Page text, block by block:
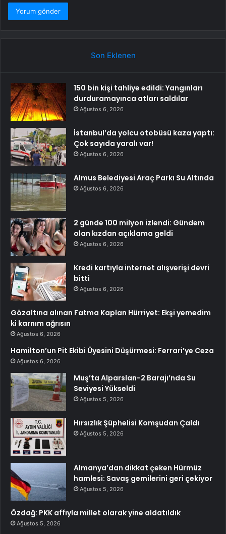
Son Eklenen
150 bin kişi tahliye edildi: Yangınları
durduramayınca atları saldılar
Ağustos 6, 2026
İstanbul’da yolcu otobüsü kaza yaptı:
Çok sayıda yaralı var!
Ağustos 6, 2026
Almus Belediyesi Araç Parkı Su Altında
Ağustos 6, 2026
2 günde 100 milyon izlendi: Gündem
olan kızdan açıklama geldi
Ağustos 6, 2026
Kredi kartıyla internet alışverişi devri
bitti
Ağustos 6, 2026
Gözaltına alınan Fatma Kaplan Hürriyet: Ekşi yemedim
ki karnım ağrısın
Ağustos 6, 2026
Hamilton’un Pit Ekibi Üyesini Düşürmesi: Ferrari’ye Ceza
Ağustos 6, 2026
Muş’ta Alparslan-2 Barajı’nda Su
Seviyesi Yükseldi
Ağustos 5, 2026
Hırsızlık Şüphelisi Komşudan Çaldı
Ağustos 5, 2026
Almanya’dan dikkat çeken Hürmüz
hamlesi: Savaş gemilerini geri çekiyor
Ağustos 5, 2026
Özdağ: PKK affıyla millet olarak yine aldatıldık
Ağustos 5, 2026